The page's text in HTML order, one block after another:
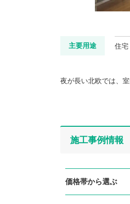
主要用途 住宅
夜が長い北欧では、
施工事例情報
価格帯から選ぶ